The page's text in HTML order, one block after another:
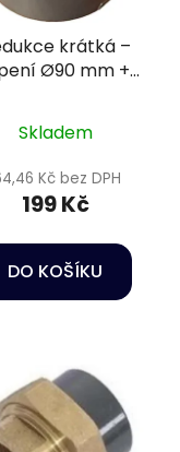
krátká –
Ø90 mm +
Skladem
Kč bez DPH
199 Kč
DO KOŠÍKU